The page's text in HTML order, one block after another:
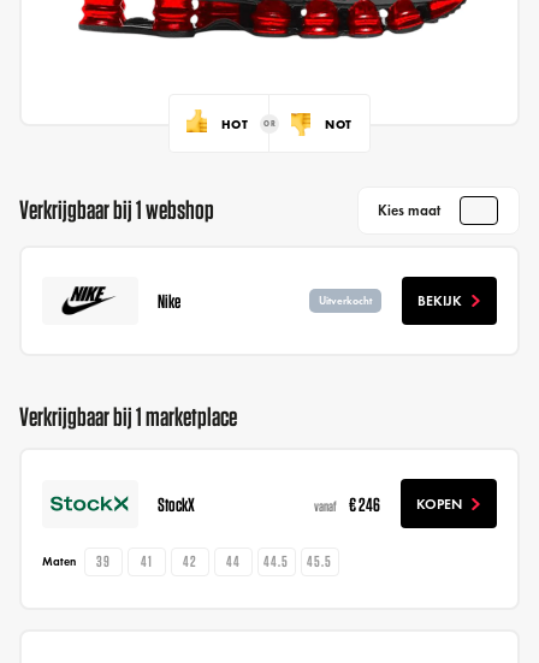
HOT NOT
Verkrijgbaar bij 1 webshop Kies maat
Nike Uitverkocht BEKIJK
Verkrijgbaar bij 1 marketplace
StockX vanaf € 246 KOPEN
Maten 39 41 42 44 44.5 45.5